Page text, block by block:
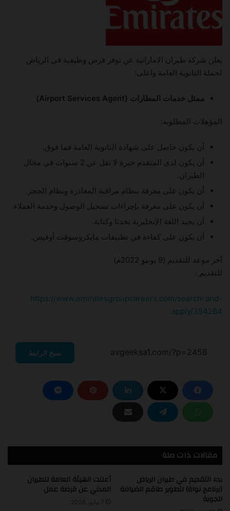
يعلن شركة طيران الاماراتية عن توفر فرص وظيفية في الرياض
لحملة الثانوية العامة واعلى:
ممثل خدمات المطارات (Airport Services Agent)
المؤهلات المطلوبة:
أن يكون حاصل على شهادة الثانوية العامة فما فوق.
أن يكون لدى المتقدم خبرة لا تقل عن 2 سنوات في مجال
الطيران.
أن يكون على معرفة بنظام مراقبة المغادرة ونظام الحجز.
أن يكون على معرفة بإجراءات تسجيل الوصول وخدمة العملاء.
أن يجيد اللغة الإنجليزية تحدثا وكتابة.
أن يكون على كفاءة في تطبيقات مايكروسوفت أوفيس.
آخر موعد للتقديم (9 يونيو 2022م)
للتقديم :
https://www.emiratesgroupcareers.com/search-and-
apply/354264
نسخ الرابط
مقالات ذات صلة
بدء التقديم في طيران الرياض
(برنامج نواة) لتطوير طاقم الضيافة
الجوية
أعلنت الهيئة العامة للطيران
المدني عن فرصة عمل